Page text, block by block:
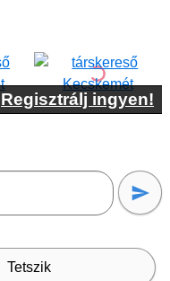
Regisztrálj ingyen!
Tetszik